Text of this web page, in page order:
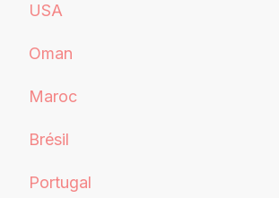
USA
Oman
Maroc
Brésil
Portugal